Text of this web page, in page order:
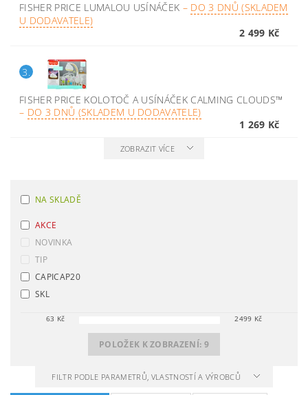
FISHER PRICE LUMALOU USÍNÁČEK – DO 3 DNŮ (SKLADEM
U DODAVATELE)
2 499 Kč
3.
FISHER PRICE KOLOTOČ A USÍNÁČEK CALMING CLOUDS™
– DO 3 DNŮ (SKLADEM U DODAVATELE)
1 269 Kč
ZOBRAZIT VÍCE
NA SKLADĚ
AKCE
NOVINKA
TIP
CAPICAP20
SKL
63 Kč 2499 Kč
POLOŽEK K ZOBRAZENÍ: 9
FILTR PODLE PARAMETRŮ, VLASTNOSTÍ A VÝROBCŮ